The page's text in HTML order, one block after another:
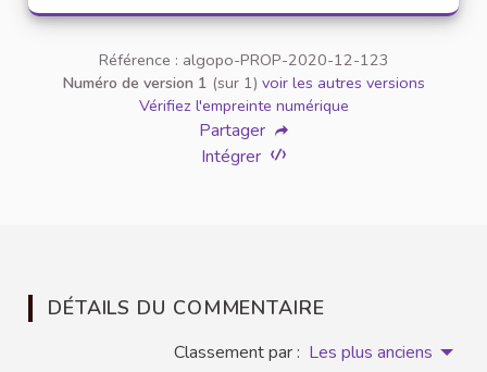
Référence : algopo-PROP-2020-12-123
Numéro de version 1 (sur 1) voir les autres versions
Vérifiez l'empreinte numérique
Partager
Intégrer
DÉTAILS DU COMMENTAIRE
Classement par : Les plus anciens